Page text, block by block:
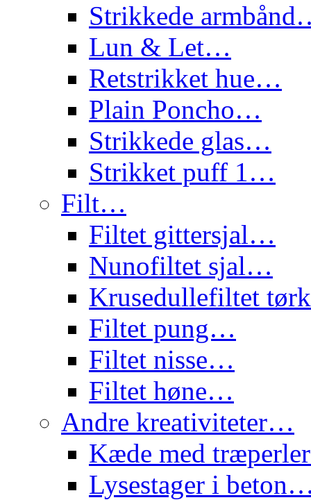
Strikkede
Lun & Let…
Retstrikket hue…
Plain Poncho…
Strikkede glas…
Strikket puff 1…
Filt…
Filtet gittersjal…
Nunofiltet sjal…
Krusedullefiltet
Filtet pung…
Filtet nisse…
Filtet høne…
Andre kreativiteter…
Kæde med
Lysestager i